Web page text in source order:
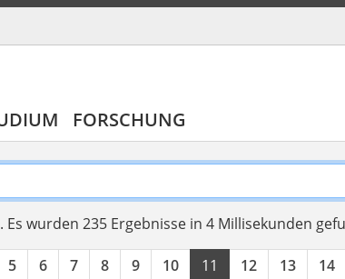
FORSCHUNG
Es wurden 235 Ergebnisse in 4 Millisekunden
5 6 7 8 9 10 11 12 13 14